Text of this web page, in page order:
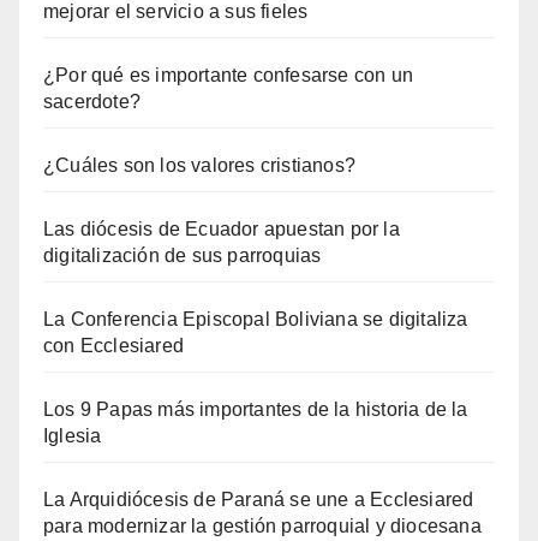
mejorar el servicio a sus fieles
¿Por qué es importante confesarse con un
sacerdote?
¿Cuáles son los valores cristianos?
Las diócesis de Ecuador apuestan por la
digitalización de sus parroquias
La Conferencia Episcopal Boliviana se digitaliza
con Ecclesiared
Los 9 Papas más importantes de la historia de la
Iglesia
La Arquidiócesis de Paraná se une a Ecclesiared
para modernizar la gestión parroquial y diocesana